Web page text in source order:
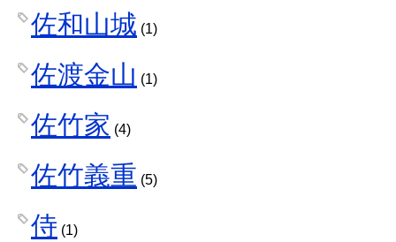
佐和山城 (1)
佐渡金山 (1)
佐竹家 (4)
佐竹義重 (5)
侍 (1)